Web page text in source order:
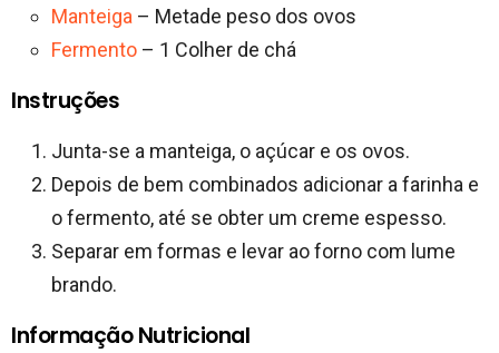
Manteiga – Metade peso dos ovos
Fermento – 1 Colher de chá
Instruções
Junta-se a manteiga, o açúcar e os ovos.
Depois de bem combinados adicionar a farinha e
o fermento, até se obter um creme espesso.
Separar em formas e levar ao forno com lume
brando.
Informação Nutricional